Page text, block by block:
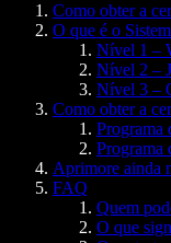
Como obter a
O que é o
Nível 1 –
Nível 2 –
Nível 3 –
Como obter a
Programa
Aprimore ainda
FAQ
Quem
O que